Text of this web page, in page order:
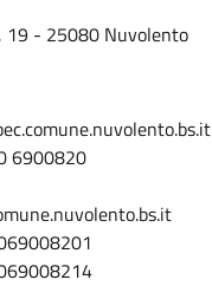
19 - 25080 Nuvolento
6900820